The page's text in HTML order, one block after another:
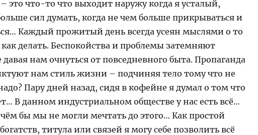
это что-то что выходит наружу когда я усталый,
сил думать, когда не чем больше прикрываться и
Каждый прожитый день всегда усеян мыслями о то
как делать. Беспокойства и проблемы затемняют
давая нам очнуться от повседневного быта. Пропаганда
нам стиль жизни – подчиняя тело тому что не
Пару дней назад, сидя в кофейне я думал о том что
В данном индустриальном обществе у нас есть всё…
чём бы мы не могли мечтать до этого… Как простой
титула или связей я могу себе позволить всё